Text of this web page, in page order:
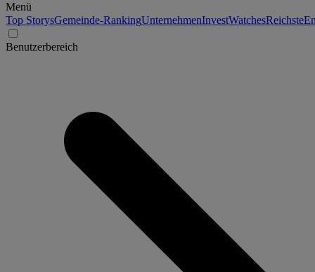
Menü
Top StorysGemeinde-RankingUnternehmenInvestWatchesReichste
Benutzerbereich